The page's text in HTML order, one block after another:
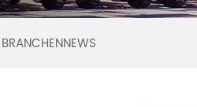
BRANCHENNEWS